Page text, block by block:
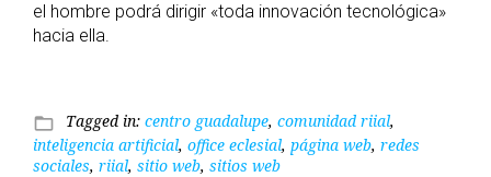
el hombre podrá dirigir «toda innovación tecnológica»
hacia ella.
folder_open Tagged in: centro guadalupe, comunidad riial,
inteligencia artificial, office eclesial, página web, redes
sociales, riial, sitio web, sitios web